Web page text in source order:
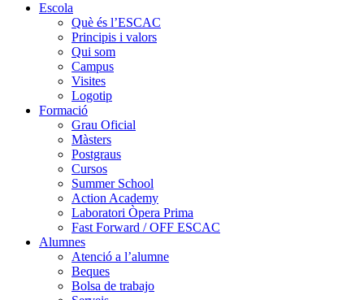
Escola
Què és l’ESCAC
Principis i valors
Qui som
Campus
Visites
Logotip
Formació
Grau Oficial
Màsters
Postgraus
Cursos
Summer School
Action Academy
Laboratori Òpera Prima
Fast Forward / OFF ESCAC
Alumnes
Atenció a l’alumne
Beques
Bolsa de trabajo